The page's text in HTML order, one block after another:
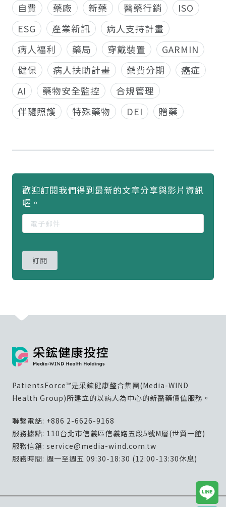
自費
藥廠 新藥 醫藥行銷
ISO
ESG
產業新訊
病人支持計畫
病人福利
藥局 穿戴裝置
GARMIN
健保
病人扶助計畫 藥費分期
癌症
AI
藥物安全監控
合規管理
伴隨照護
特殊藥物 DEI 贈藥
歡迎訂閱我們得到最新的文章分享與影片資訊
喔。
訂閱
PatientsForce™是采鋐健康整合集團(Media-WIND
Health Group)所建立的以病人為中心的新醫藥價值服務。
聯繫電話: +886 2-6626-9168
服務據點: 110台北市信義區信義路五段5號M層(世貿一館)
服務信箱: service@media-wind.com.tw
服務時間: 週一至週五 09:30-18:30 (12:00-13:30休息)